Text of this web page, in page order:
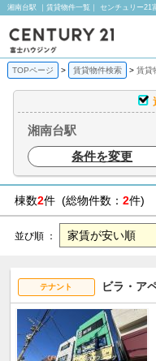
湘南台駅 ｜賃貸物件一覧｜ センチュリー21
TOPページ 賃貸物件検索 賃貸
湘南台駅
条件を変更
棟数2件 (総物件数： 2件)
並び順 ：
テナント ビラ・ア